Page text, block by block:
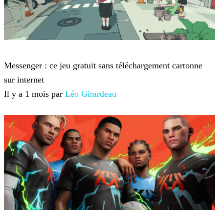
Messenger : ce jeu gratuit sans téléchargement cartonne
sur internet
Il y a 1 mois par Léo Girardeau